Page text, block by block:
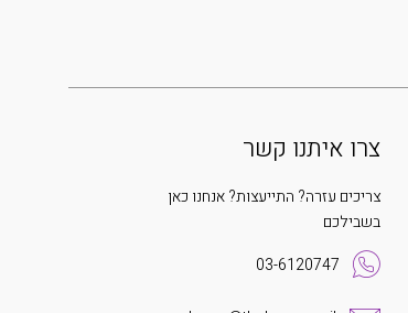
צרו איתנו קשר
צריכים עזרה? התייעצות? אנחנו כאן
בשבילכם
03-6120747